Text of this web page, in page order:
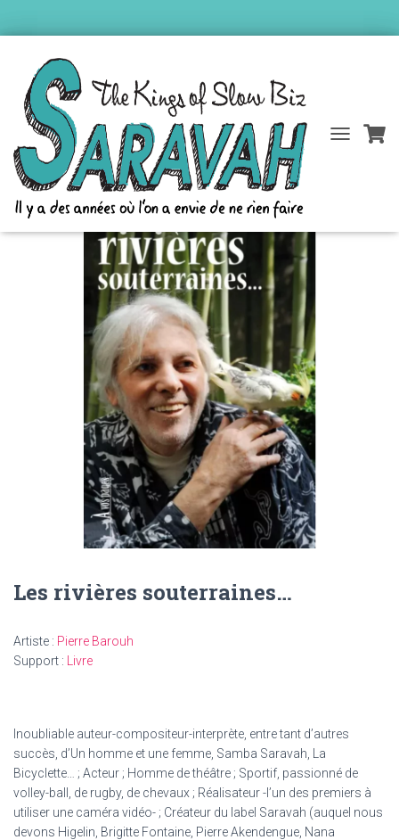
E
Accueil/ Catalogue Saravah / Pierre Barouh / Les rivières souterraines…
Les rivières souterraines…
Artiste : Pierre Barouh
Support :
Livre
Inoubliable auteur-compositeur-interprète, entre tant d’autres
succès, d’Un homme et une femme, Samba Saravah, La
Bicyclette… ; Acteur ; Homme de théâtre ; Sportif, passionné de
volley-ball, de rugby, de chevaux ; Réalisateur -l’un des premiers à
utiliser une caméra vidéo- ; Créateur du label Saravah (auquel nous
devons Higelin, Brigitte Fontaine, Pierre Akendengue, Nana